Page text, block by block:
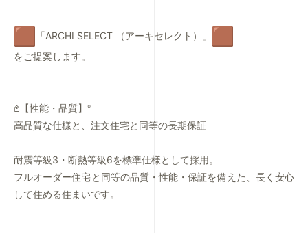
「ARCHI SELECT （アーキセレクト）」
をご提案します。
𖤘【性能・品質】𖥣
高品質な仕様と、注文住宅と同等の長期保証
耐震等級3・断熱等級6を標準仕様として採用。
フルオーダー住宅と同等の品質・性能・保証を備えた、 長く安心
して住める住まいです。